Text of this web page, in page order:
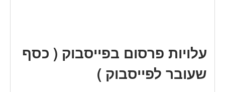
עלויות פרסום בפייסבוק ( כסף
שעובר לפייסבוק )